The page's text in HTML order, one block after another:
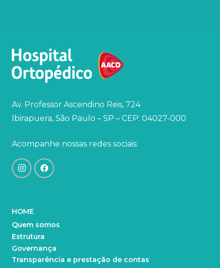
Av. Professor Ascendino Reis, 724
Ibirapuera, São Paulo – SP – CEP: 04027-000
Acompanhe nossas redes sociais:
HOME
Quem somos
Estrutura
Governança
Transparência e prestação de contas